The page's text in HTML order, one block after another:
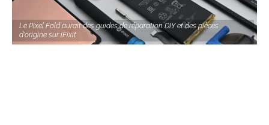
Le Pixel Fold aurait des guides de réparation DIY et des pièces
d'origine sur iFixit